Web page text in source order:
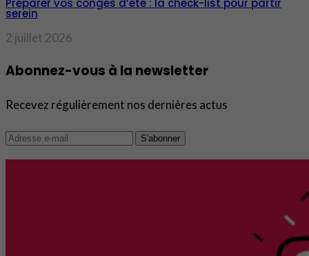
Préparer vos congés d’été : la check-list pour partir
serein
2 juillet 2026
Abonnez-vous à la newsletter
Recevez régulièrement nos dernières actus
S'abonner